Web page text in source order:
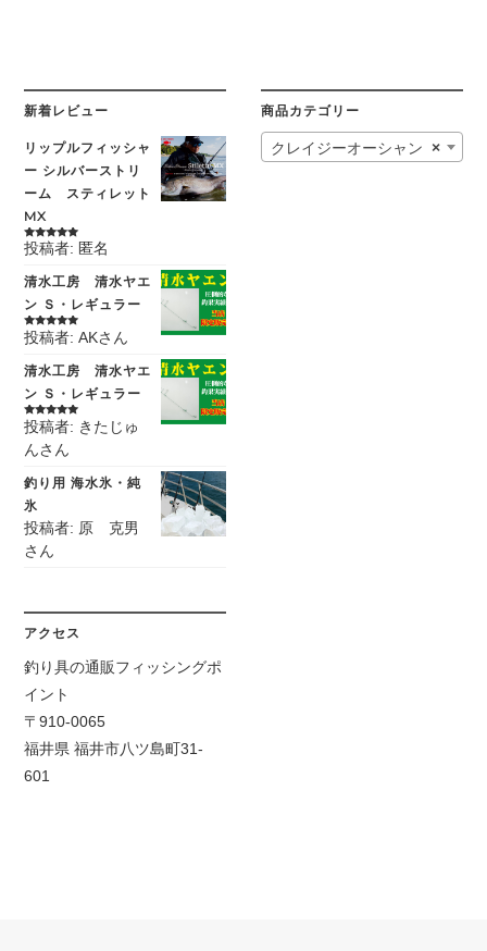
新着レビュー
リップルフィッシャ
ー シルバーストリ
ーム スティレット
MX
5段階中5の
評価
投稿者: 匿名
清水工房 清水ヤエ
ン Ｓ・レギュラー
5段階中5の
評価
投稿者: AKさん
清水工房 清水ヤエ
ン Ｓ・レギュラー
5段階中5の
評価
投稿者: きたじゅ
んさん
釣り用 海水氷・純
氷
投稿者: 原 克男
さん
商品カテゴリー
×
クレイジーオーシャン
アクセス
釣り具の通販フィッシングポ
イント
〒910-0065
福井県 福井市八ツ島町31-
601